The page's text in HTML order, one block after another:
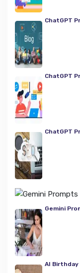
ChatGPT
ChatGPT
ChatGPT
Gemini
AI Birthday